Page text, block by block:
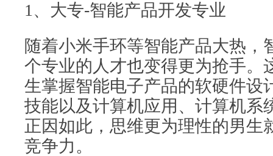
1、大专-智能产品开发专业
随着小米手环等智能产品大热，
个专业的人才也变得更为抢手。
生掌握智能电子产品的软硬件设
技能以及计算机应用、计算机系
正因如此，思维更为理性的男生
竞争力。